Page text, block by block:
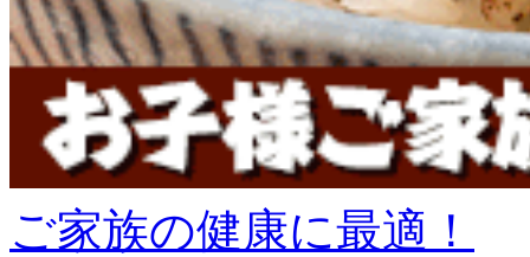
ご家族の健康に最適！